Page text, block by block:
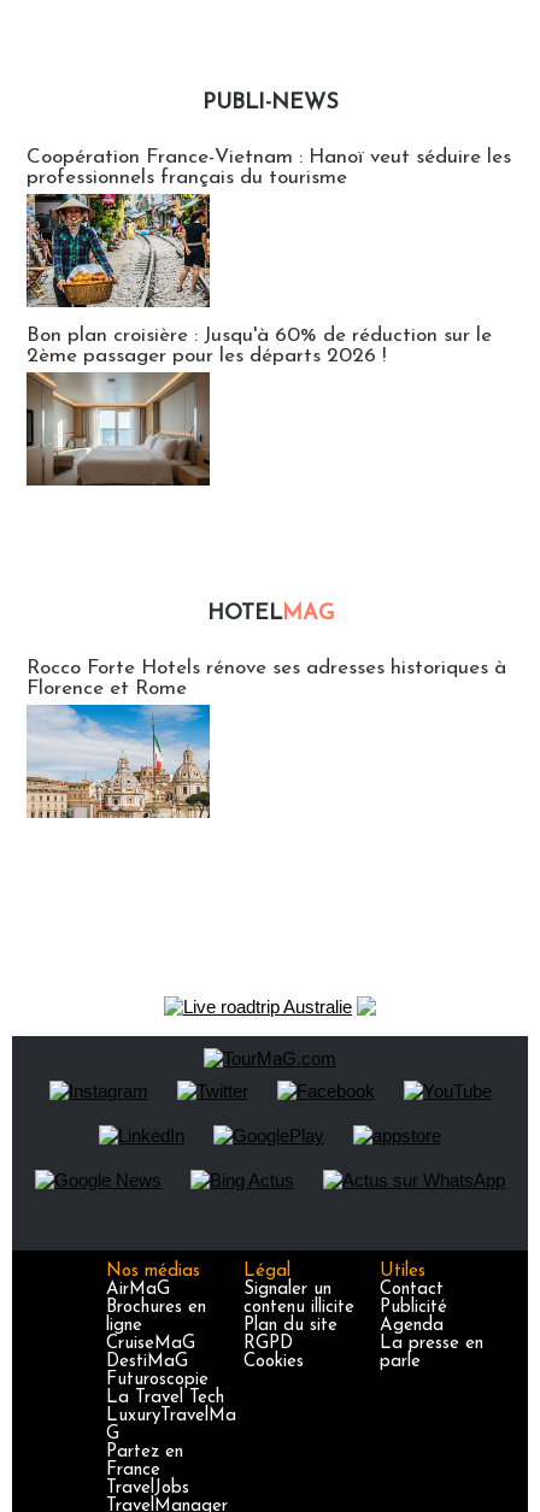
PUBLI-NEWS
Coopération France-Vietnam : Hanoï veut séduire les
professionnels français du tourisme
Bon plan croisière : Jusqu'à 60% de réduction sur le
2ème passager pour les départs 2026 !
HOTELMAG
Rocco Forte Hotels rénove ses adresses historiques à
Florence et Rome
Nos médias
AirMaG
Brochures en
ligne
CruiseMaG
DestiMaG
Futuroscopie
La Travel Tech
LuxuryTravelMa
G
Partez en
France
TravelJobs
TravelManager
Légal
Signaler un
contenu illicite
Plan du site
RGPD
Cookies
Utiles
Contact
Publicité
Agenda
La presse en
parle